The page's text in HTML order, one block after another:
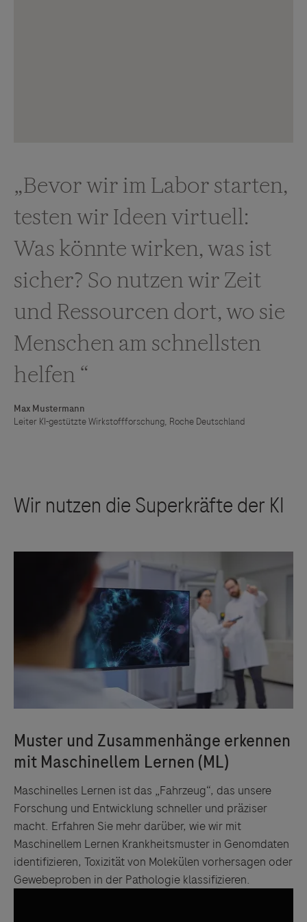
Maschinelles Lernen ist das „Fahrzeug“, das unsere
Forschung und Entwicklung schneller und präziser
macht. Erfahren Sie mehr darüber, wie wir mit
Maschinellem Lernen Krankheitsmuster in Genomdaten
identifizieren, Toxizität von Molekülen vorhersagen oder
Gewebeproben in der Pathologie klassifizieren.